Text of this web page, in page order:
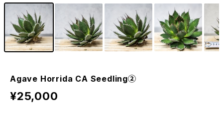
Agave Horrida CA Seedling②
¥25,000